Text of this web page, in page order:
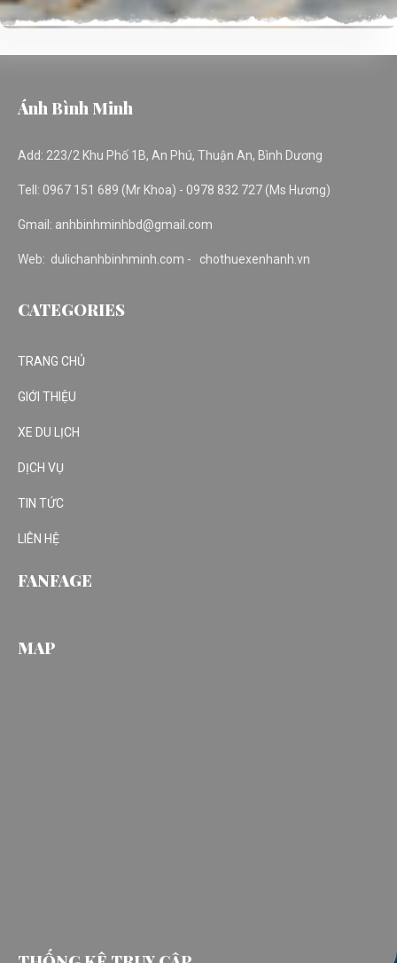
0978 832 727 - Ms Hương
Ánh Bình Minh
Add: 223/2 Khu Phố 1B, An Phú, Thuận An, Bình Dương
Tell: 0967 151 689 (Mr Khoa) - 0978 832 727 (Ms Hương)
Gmail: anhbinhminhbd@gmail.com
CATEGORIES
TRANG CHỦ
GIỚI THIỆU
XE DU LỊCH
DỊCH VỤ
TIN TỨC
LIÊN HỆ